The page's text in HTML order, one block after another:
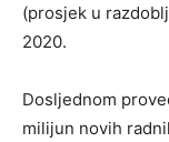
(prosjek u
2020.
Dosljednom
milijun novih